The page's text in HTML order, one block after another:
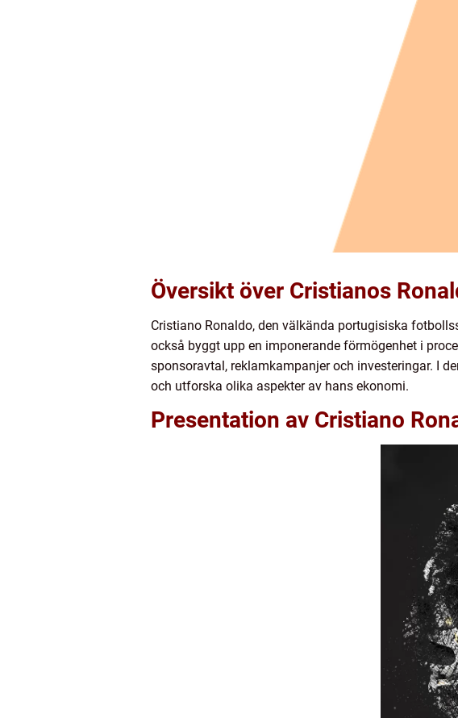
Översikt över Cristianos
Cristiano Ronaldo, den välkända portugisiska
också byggt upp en imponerande förmögenhet i
sponsoravtal, reklamkampanjer och investeringar. I
och utforska olika aspekter av hans ekonomi.
Presentation av Cristiano